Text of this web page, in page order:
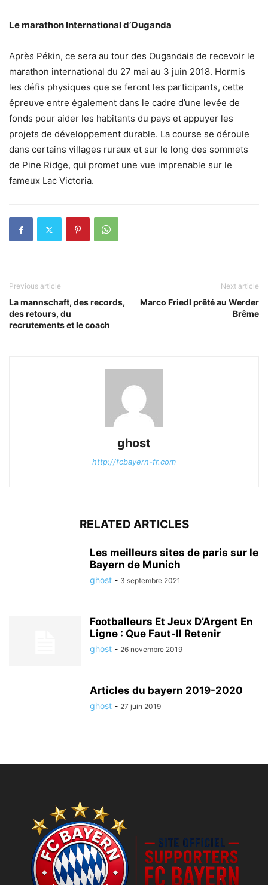
Le marathon International d’Ouganda
Après Pékin, ce sera au tour des Ougandais de recevoir le
marathon international du 27 mai au 3 juin 2018. Hormis
les défis physiques que se feront les participants, cette
épreuve entre également dans le cadre d’une levée de
fonds pour aider les habitants du pays et appuyer les
projets de développement durable. La course se déroule
dans certains villages ruraux et sur le long des sommets
de Pine Ridge, qui promet une vue imprenable sur le
fameux Lac Victoria.
Previous article
La mannschaft, des records,
des retours, du
recrutements et le coach
Next article
Marco Friedl prêté au Werder
Brême
ghost
http://fcbayern-fr.com
RELATED ARTICLES
Les meilleurs sites de paris sur le
Bayern de Munich
ghost - 3 septembre 2021
Footballeurs Et Jeux D’Argent En
Ligne : Que Faut-Il Retenir
ghost - 26 novembre 2019
Articles du bayern 2019-2020
ghost - 27 juin 2019